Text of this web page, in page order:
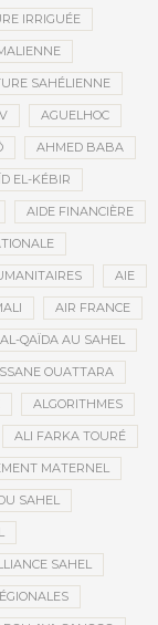
IRRIGUÉE
SAHÉLIENNE
AGUELHOC
AHMED BABA
EL-KÉBIR
AIDE FINANCIÈRE
AIE
AIR FRANCE
AL-QAÏDA AU SAHEL
OUATTARA
ALGORITHMES
ALI FARKA TOURÉ
MATERNEL
SAHEL
SAHEL